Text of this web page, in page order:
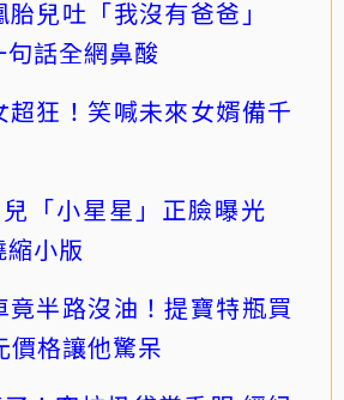
胎兒吐「我沒有爸爸」
話全網鼻酸
超狂！笑喊未來女婿備千
「小星星」正臉曝光
小版
竟半路沒油！提寶特瓶買
格讓他驚呆